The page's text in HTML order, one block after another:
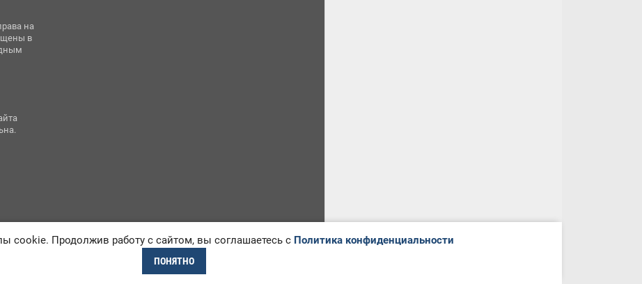
на
в
cookie. Продолжив работу с сайтом, вы соглашаетесь с Политика конфиденциальности
ПОНЯТНО